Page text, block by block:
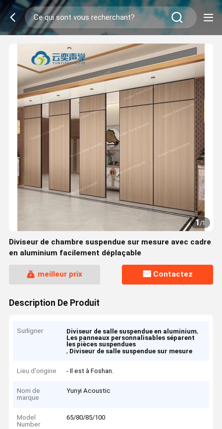
1/1
Diviseur de chambre suspendue sur mesure avec cadre
en aluminium facilement déplaçable
meilleur prix Contactez
Description De Produit
Surligner Diviseur de salle suspendue en aluminium,
Les panneaux personnalisables séparent
les pièces suspendues
, Diviseur de salle suspendue sur mesure
Lieu d'origine - Il est à Foshan.
Nom de
marque
Yunyi Acoustic
Model
Number
65/80/85/100